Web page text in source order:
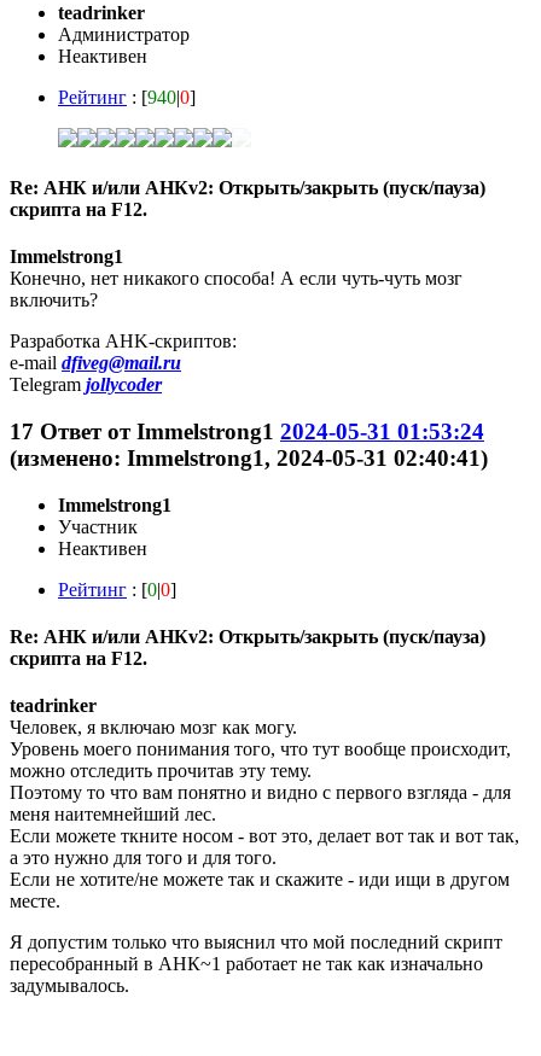
teadrinker
Администратор
Неактивен
Рейтинг : [940|0]
Re: АНК и/или АНКv2: Открыть/закрыть (пуск/пауза)
скрипта на F12.
Immelstrong1
Конечно, нет никакого способа! А если чуть-чуть мозг
включить?
Разработка AHK-скриптов:
e-mail dfiveg@mail.ru
Telegram jollycoder
17 Ответ отImmelstrong1 2024-05-31 01:53:24
(изменено: Immelstrong1, 2024-05-31 02:40:41)
Immelstrong1
Участник
Неактивен
Рейтинг : [0|0]
Re: АНК и/или АНКv2: Открыть/закрыть (пуск/пауза)
скрипта на F12.
teadrinker
Человек, я включаю мозг как могу.
Уровень моего понимания того, что тут вообще происходит,
можно отследить прочитав эту тему.
Поэтому то что вам понятно и видно с первого взгляда - для
меня наитемнейший лес.
Если можете ткните носом - вот это, делает вот так и вот так,
а это нужно для того и для того.
Если не хотите/не можете так и скажите - иди ищи в другом
месте.
Я допустим только что выяснил что мой последний скрипт
пересобранный в АНК~1 работает не так как изначально
задумывалось.